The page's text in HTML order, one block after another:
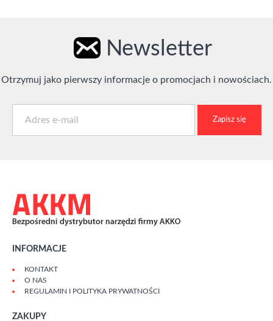
Newsletter
Otrzymuj jako pierwszy informacje o promocjach i nowościach.
Zapisz się
INFORMACJE
KONTAKT
O NAS
REGULAMIN I POLITYKA PRYWATNOŚCI
ZAKUPY